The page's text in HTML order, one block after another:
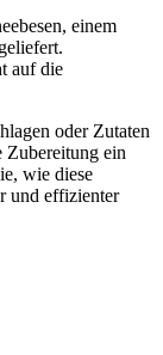
einem
auf die
oder Zutaten
Zubereitung ein
wie diese
und effizienter